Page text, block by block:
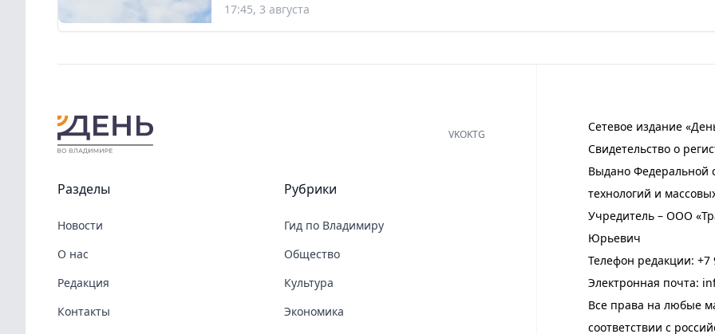
17:45, 3 августа
Сетевое издание
Свидетельство о
Выдано Федеральной
технологий и
Учредитель – ООО
Юрьевич
Телефон редакции: +7
Электронная почта:
Все права на любые
соответствии с
VKOKTG
Разделы
Новости
О нас
Редакция
Контакты
Рубрики
Гид по Владимиру
Общество
Культура
Экономика